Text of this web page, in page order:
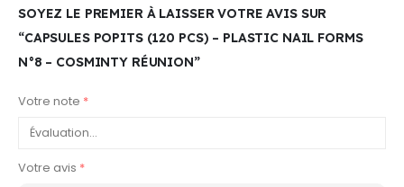
SOYEZ LE PREMIER À LAISSER VOTRE AVIS SUR
“CAPSULES POPITS (120 PCS) – PLASTIC NAIL FORMS
N°8 – COSMINTY RÉUNION”
Votre note *
Votre avis *